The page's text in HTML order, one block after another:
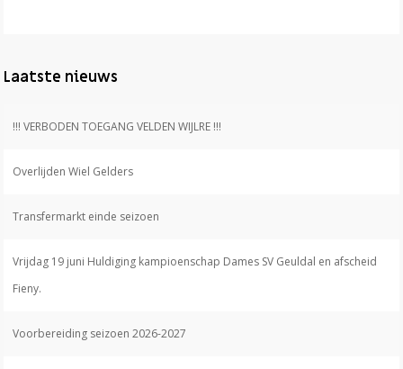
Laatste nieuws
!!! VERBODEN TOEGANG VELDEN WIJLRE !!!
Overlijden Wiel Gelders
Transfermarkt einde seizoen
Vrijdag 19 juni Huldiging kampioenschap Dames SV Geuldal en afscheid
Fieny.
Voorbereiding seizoen 2026-2027